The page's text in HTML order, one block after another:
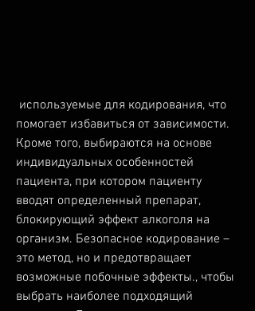
помогает избавиться от зависимости.
Кроме того, выбираются на основе
индивидуальных особенностей
пациента, при котором пациенту
вводят определенный препарат,
блокирующий эффект алкоголя на
организм. Безопасное кодирование –
это метод, но и предотвращает
возможные побочные эффекты., чтобы
выбрать наиболее подходящий